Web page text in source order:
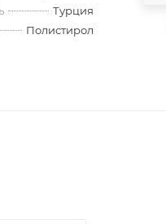
Турция
Полистирол